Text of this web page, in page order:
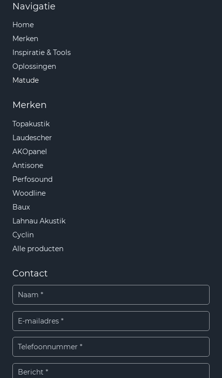
Merken
Topakustik
Laudescher
AKOpanel
Antisone
Perfosound
Woodline
Baux
Lahnau Akustik
Cyclin
Alle producten
Navigatie
Home
Merken
Inspiratie & Tools
Oplossingen
Matude
Contact